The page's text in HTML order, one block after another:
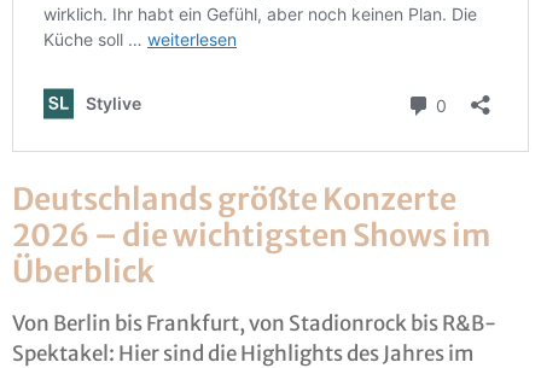
Deutschlands größte Konzerte
2026 – die wichtigsten Shows im
Überblick
Von Berlin bis Frankfurt, von Stadionrock bis R&B-
Spektakel: Hier sind die Highlights des Jahres im